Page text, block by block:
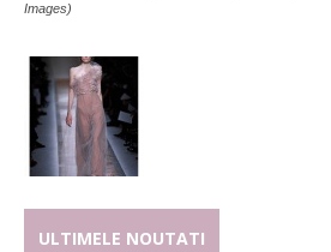
Images)
ULTIMELE NOUTATI